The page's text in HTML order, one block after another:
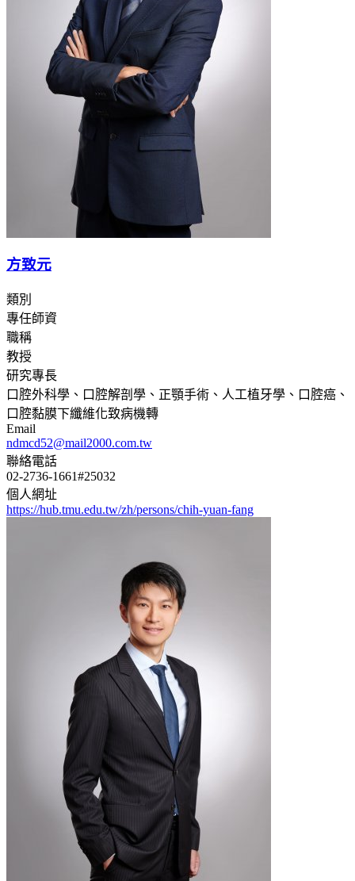
方致元
類別
專任師資
職稱
教授
研究專長
口腔外科學、口腔解剖學、正顎手術、人工植牙學、口腔癌、
口腔黏膜下纖維化致病機轉
Email
ndmcd52@mail2000.com.tw
聯絡電話
02-2736-1661#25032
個人網址
https://hub.tmu.edu.tw/zh/persons/chih-yuan-fang